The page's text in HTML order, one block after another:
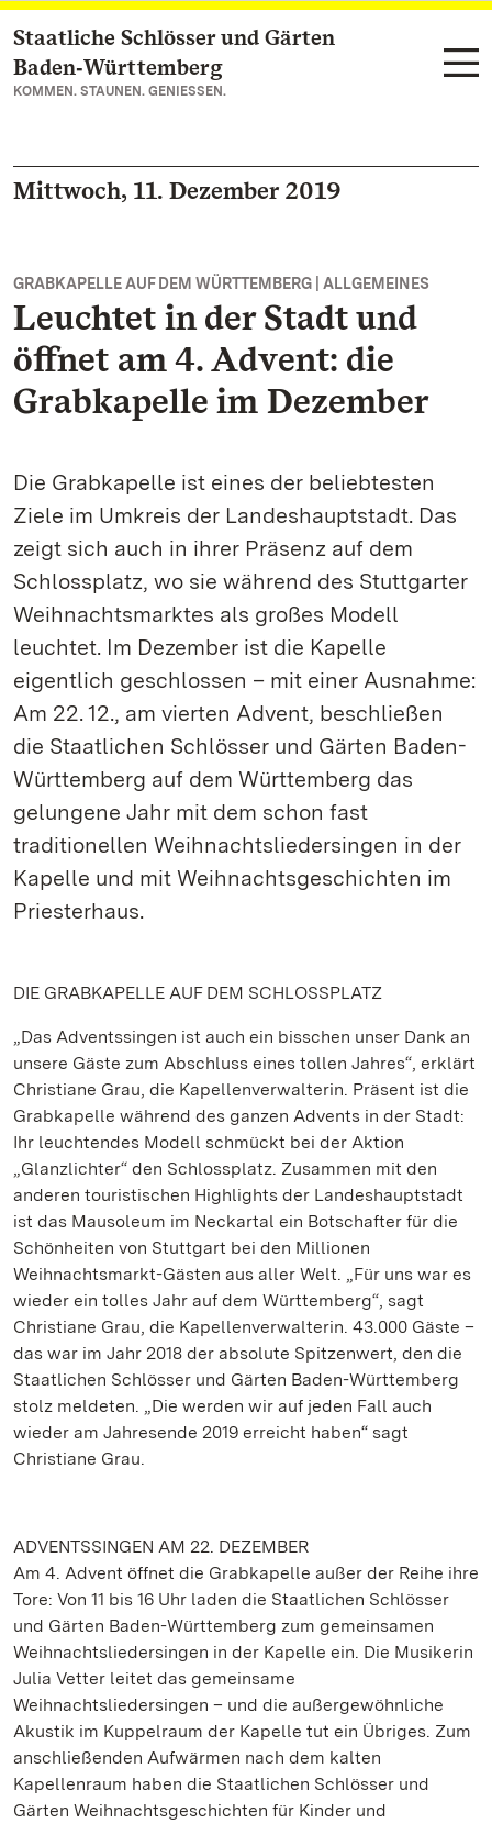
Zum Hauptinhalt springen
Staatliche Schlösser und Gärten
Baden‑Württemberg
KOMMEN. STAUNEN. GENIESSEN.
Mittwoch, 11. Dezember 2019
GRABKAPELLE AUF DEM WÜRTTEMBERG | ALLGEMEINES
Leuchtet in der Stadt und
öffnet am 4. Advent: die
Grabkapelle im Dezember
Die Grabkapelle ist eines der beliebtesten
Ziele im Umkreis der Landeshauptstadt. Das
zeigt sich auch in ihrer Präsenz auf dem
Schlossplatz, wo sie während des Stuttgarter
Weihnachtsmarktes als großes Modell
leuchtet. Im Dezember ist die Kapelle
eigentlich geschlossen – mit einer Ausnahme:
Am 22. 12., am vierten Advent, beschließen
die Staatlichen Schlösser und Gärten Baden-
Württemberg auf dem Württemberg das
gelungene Jahr mit dem schon fast
traditionellen Weihnachtsliedersingen in der
Kapelle und mit Weihnachtsgeschichten im
Priesterhaus.
DIE GRABKAPELLE AUF DEM SCHLOSSPLATZ
„Das Adventssingen ist auch ein bisschen unser Dank an
unsere Gäste zum Abschluss eines tollen Jahres“, erklärt
Christiane Grau, die Kapellenverwalterin. Präsent ist die
Grabkapelle während des ganzen Advents in der Stadt:
Ihr leuchtendes Modell schmückt bei der Aktion
„Glanzlichter“ den Schlossplatz. Zusammen mit den
anderen touristischen Highlights der Landeshauptstadt
ist das Mausoleum im Neckartal ein Botschafter für die
Schönheiten von Stuttgart bei den Millionen
Weihnachtsmarkt-Gästen aus aller Welt. „Für uns war es
wieder ein tolles Jahr auf dem Württemberg“, sagt
Christiane Grau, die Kapellenverwalterin. 43.000 Gäste –
das war im Jahr 2018 der absolute Spitzenwert, den die
Staatlichen Schlösser und Gärten Baden-Württemberg
stolz meldeten. „Die werden wir auf jeden Fall auch
wieder am Jahresende 2019 erreicht haben“ sagt
Christiane Grau.
ADVENTSSINGEN AM 22. DEZEMBER
Am 4. Advent öffnet die Grabkapelle außer der Reihe ihre
Tore: Von 11 bis 16 Uhr laden die Staatlichen Schlösser
und Gärten Baden-Württemberg zum gemeinsamen
Weihnachtsliedersingen in der Kapelle ein. Die Musikerin
Julia Vetter leitet das gemeinsame
Weihnachtsliedersingen – und die außergewöhnliche
Akustik im Kuppelraum der Kapelle tut ein Übriges. Zum
anschließenden Aufwärmen nach dem kalten
Kapellenraum haben die Staatlichen Schlösser und
Gärten Weihnachtsgeschichten für Kinder und